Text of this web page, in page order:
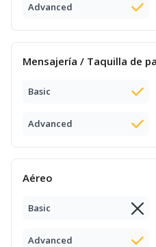
Advanced
Mensajería / Taquilla de
Basic
Advanced
Aéreo
Basic
Advanced